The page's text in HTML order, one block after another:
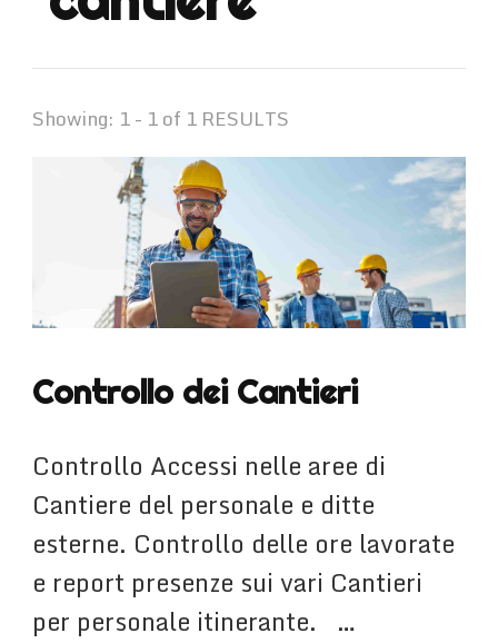
Showing: 1 - 1 of 1 RESULTS
Controllo dei Cantieri
Controllo Accessi nelle aree di
Cantiere del personale e ditte
esterne. Controllo delle ore lavorate
e report presenze sui vari Cantieri
per personale itinerante. …